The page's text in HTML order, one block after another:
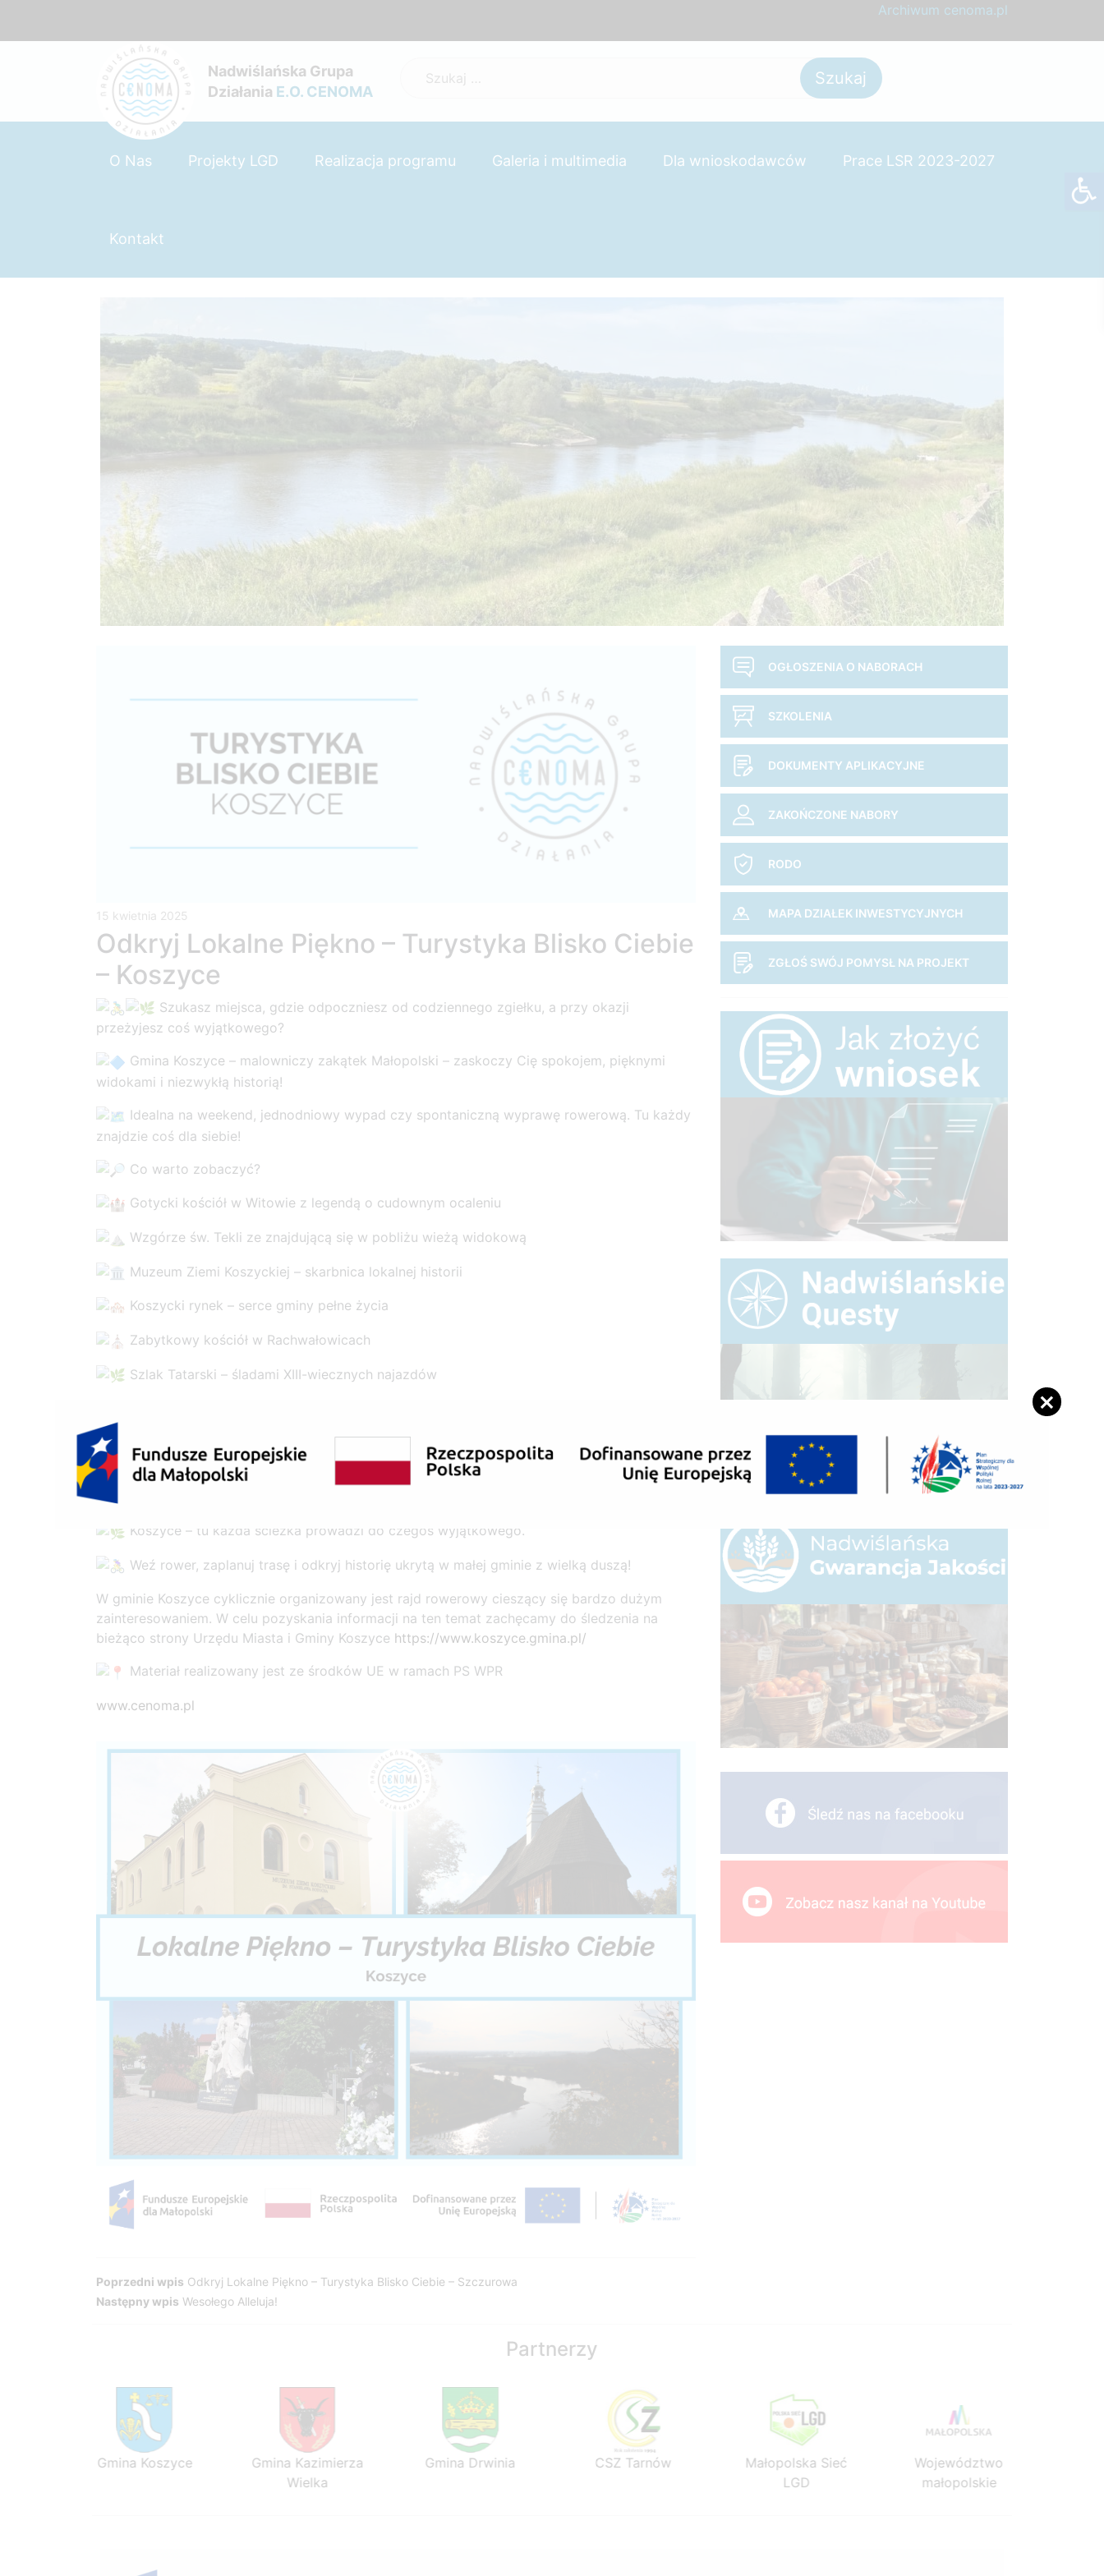
Archiwum cenoma.pl
Nadwiślańska Grupa
Działania E.O. CENOMA
O Nas Projekty LGD Realizacja programu Galeria i multimedia Dla wnioskodawców Prace LSR 2023-2027
Kontakt
15 kwietnia 2025
Odkryj Lokalne Piękno – Turystyka Blisko Ciebie
– Koszyce
Szukasz miejsca, gdzie odpoczniesz od codziennego zgiełku, a przy okazji
przeżyjesz coś wyjątkowego?
Gmina Koszyce – malowniczy zakątek Małopolski – zaskoczy Cię spokojem, pięknymi
widokami i niezwykłą historią!
Idealna na weekend, jednodniowy wypad czy spontaniczną wyprawę rowerową. Tu każdy
znajdzie coś dla siebie!
Co warto zobaczyć?
Gotycki kościół w Witowie z legendą o cudownym ocaleniu
Wzgórze św. Tekli ze znajdującą się w pobliżu wieżą widokową
Muzeum Ziemi Koszyckiej – skarbnica lokalnej historii
Koszycki rynek – serce gminy pełne życia
Zabytkowy kościół w Rachwałowicach
Szlak Tatarski – śladami XIII-wiecznych najazdów
QUEST „Z Elżbietą Łokietkówną przez małopolskie Koszyce”
To nie tylko spacer – to podróż w czasie pełna zagadek, historii i świetnej zabawy! Dla rodzin,
przyjaciół, pasjonatów historii i przygód!
Koszyce – tu każda ścieżka prowadzi do czegoś wyjątkowego.
Weź rower, zaplanuj trasę i odkryj historię ukrytą w małej gminie z wielką duszą!
W gminie Koszyce cyklicznie organizowany jest rajd rowerowy cieszący się bardzo dużym
zainteresowaniem. W celu pozyskania informacji na ten temat zachęcamy do śledzenia na
bieżąco strony Urzędu Miasta i Gminy Koszyce https://www.koszyce.gmina.pl/
Materiał realizowany jest ze środków UE w ramach PS WPR
www.cenoma.pl
Nawigacja
wpisu
Poprzedni wpis Odkryj Lokalne Piękno – Turystyka Blisko Ciebie – Szczurowa
Następny wpis Wesołego Alleluja!
OGŁOSZENIA O NABORACH
SZKOLENIA
DOKUMENTY APLIKACYJNE
ZAKOŃCZONE NABORY
RODO
MAPA DZIAŁEK INWESTYCYJNYCH
ZGŁOŚ SWÓJ POMYSŁ NA PROJEKT
Partnerzy
Gmina Koszyce
Gmina Kazimierza
Wielka
Gmina Drwinia CSZ Tarnów
Małopolska Sieć
LGD
Województwo
małopolskie